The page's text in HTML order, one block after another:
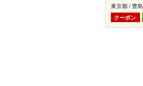
東京都 / 豊
クーポン